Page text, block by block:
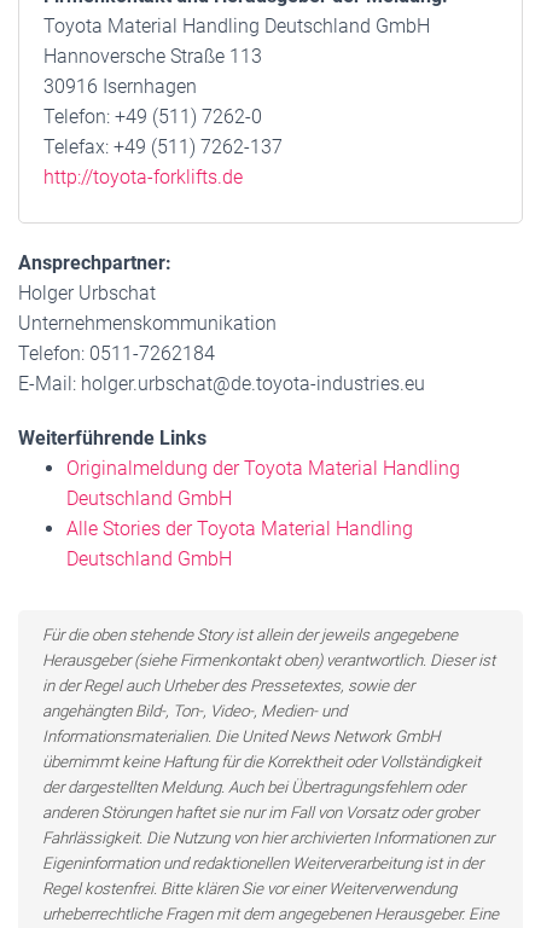
Toyota Material Handling Deutschland GmbH
Hannoversche Straße 113
30916 Isernhagen
Telefon: +49 (511) 7262-0
Telefax: +49 (511) 7262-137
http://toyota-forklifts.de
Ansprechpartner:
Holger Urbschat
Unternehmenskommunikation
Telefon: 0511-7262184
E-Mail: holger.urbschat@de.toyota-industries.eu
Weiterführende Links
Originalmeldung der Toyota Material Handling
Deutschland GmbH
Alle Stories der Toyota Material Handling
Deutschland GmbH
Für die oben stehende Story ist allein der jeweils angegebene
Herausgeber (siehe Firmenkontakt oben) verantwortlich. Dieser ist
in der Regel auch Urheber des Pressetextes, sowie der
angehängten Bild-, Ton-, Video-, Medien- und
Informationsmaterialien. Die United News Network GmbH
übernimmt keine Haftung für die Korrektheit oder Vollständigkeit
der dargestellten Meldung. Auch bei Übertragungsfehlern oder
anderen Störungen haftet sie nur im Fall von Vorsatz oder grober
Fahrlässigkeit. Die Nutzung von hier archivierten Informationen zur
Eigeninformation und redaktionellen Weiterverarbeitung ist in der
Regel kostenfrei. Bitte klären Sie vor einer Weiterverwendung
urheberrechtliche Fragen mit dem angegebenen Herausgeber. Eine